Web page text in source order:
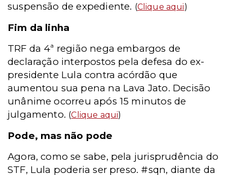
suspensão de expediente. (Clique aqui)
Fim da linha
TRF da 4ª região nega embargos de
declaração interpostos pela defesa do ex-
presidente Lula contra acórdão que
aumentou sua pena na Lava Jato. Decisão
unânime ocorreu após 15 minutos de
julgamento. (Clique aqui)
Pode, mas não pode
Agora, como se sabe, pela jurisprudência do
STF, Lula poderia ser preso. #sqn, diante da